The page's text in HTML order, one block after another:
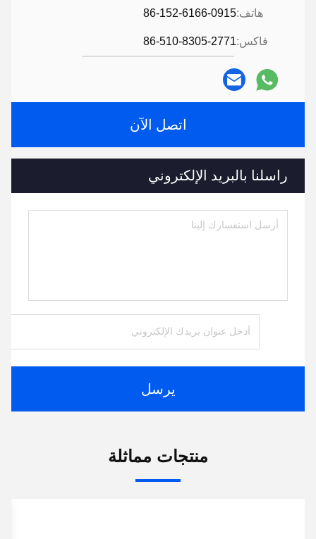
هاتف:86-152-6166-0915
فاكس:86-510-8305-2771
اتصل الآن
راسلنا بالبريد الإلكتروني
يرسل
منتجات مماثلة